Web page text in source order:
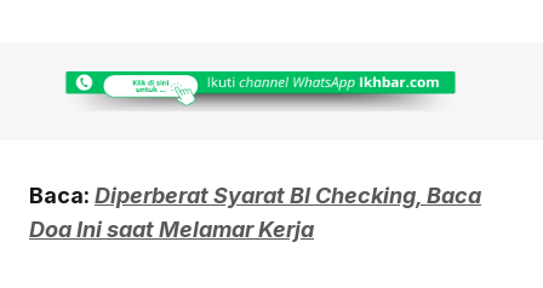
Baca: Diperberat Syarat BI Checking, Baca
Doa Ini saat Melamar Kerja